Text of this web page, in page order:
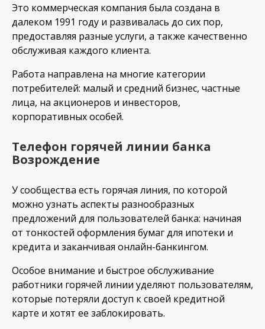
Это коммерческая компания была создана в
далеком 1991 году и развивалась до сих пор,
предоставляя разные услуги, а также качественно
обслуживая каждого клиента.
Работа направлена на многие категории
потребителей: малый и средний бизнес, частные
лица, на акционеров и инвесторов,
корпоративных особей.
Телефон горячей линии банка
Возрождение
У сообщества есть горячая линия, по которой
можно узнать аспекты разнообразных
предложений для пользователей банка: начиная
от тонкостей оформления бумаг для ипотеки и
кредита и заканчивая онлайн-банкингом.
Особое внимание и быстрое обслуживание
работники горячей линии уделяют пользователям,
которые потеряли доступ к своей кредитной
карте и хотят ее заблокировать.